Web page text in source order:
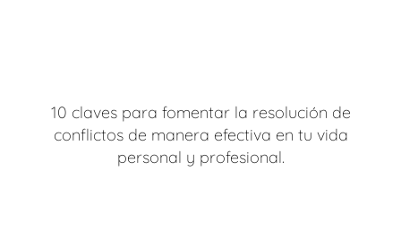
10 claves para fomentar la resolución de
conflictos de manera efectiva en tu vida
personal y profesional.